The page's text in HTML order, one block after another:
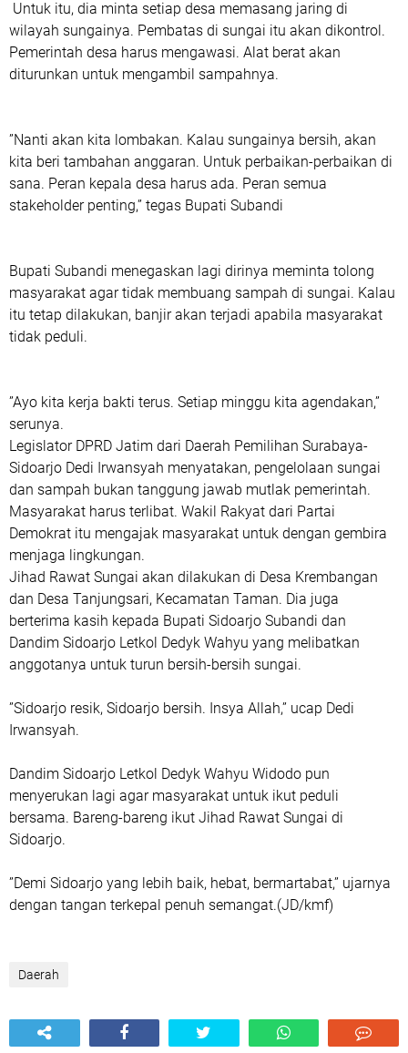
Untuk itu, dia minta setiap desa memasang jaring di
wilayah sungainya. Pembatas di sungai itu akan dikontrol.
Pemerintah desa harus mengawasi. Alat berat akan
diturunkan untuk mengambil sampahnya.
”Nanti akan kita lombakan. Kalau sungainya bersih, akan
kita beri tambahan anggaran. Untuk perbaikan-perbaikan di
sana. Peran kepala desa harus ada. Peran semua
stakeholder penting,” tegas Bupati Subandi
Bupati Subandi menegaskan lagi dirinya meminta tolong
masyarakat agar tidak membuang sampah di sungai. Kalau
itu tetap dilakukan, banjir akan terjadi apabila masyarakat
tidak peduli.
”Ayo kita kerja bakti terus. Setiap minggu kita agendakan,”
serunya.
Legislator DPRD Jatim dari Daerah Pemilihan Surabaya-
Sidoarjo Dedi Irwansyah menyatakan, pengelolaan sungai
dan sampah bukan tanggung jawab mutlak pemerintah.
Masyarakat harus terlibat. Wakil Rakyat dari Partai
Demokrat itu mengajak masyarakat untuk dengan gembira
menjaga lingkungan.
Jihad Rawat Sungai akan dilakukan di Desa Krembangan
dan Desa Tanjungsari, Kecamatan Taman. Dia juga
berterima kasih kepada Bupati Sidoarjo Subandi dan
Dandim Sidoarjo Letkol Dedyk Wahyu yang melibatkan
anggotanya untuk turun bersih-bersih sungai.
”Sidoarjo resik, Sidoarjo bersih. Insya Allah,” ucap Dedi
Irwansyah.
Dandim Sidoarjo Letkol Dedyk Wahyu Widodo pun
menyerukan lagi agar masyarakat untuk ikut peduli
bersama. Bareng-bareng ikut Jihad Rawat Sungai di
Sidoarjo.
”Demi Sidoarjo yang lebih baik, hebat, bermartabat,” ujarnya
dengan tangan terkepal penuh semangat.(JD/kmf)
Daerah